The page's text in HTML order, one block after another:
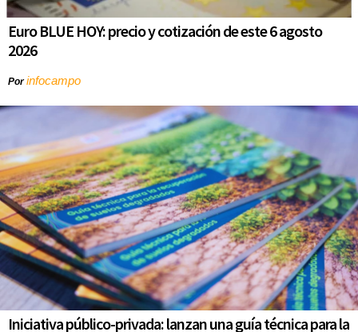
Euro BLUE HOY: precio y cotización de este 6 agosto
2026
Porinfocampo
Iniciativa público-privada: lanzan una guía técnica para la